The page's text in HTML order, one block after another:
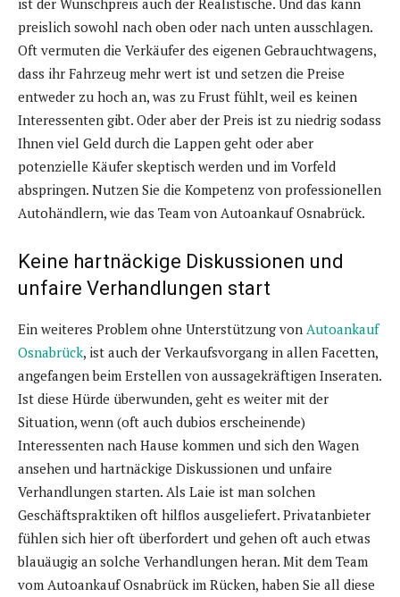
ist der Wunschpreis auch der Realistische. Und das kann
preislich sowohl nach oben oder nach unten ausschlagen.
Oft vermuten die Verkäufer des eigenen Gebrauchtwagens,
dass ihr Fahrzeug mehr wert ist und setzen die Preise
entweder zu hoch an, was zu Frust fühlt, weil es keinen
Interessenten gibt. Oder aber der Preis ist zu niedrig sodass
Ihnen viel Geld durch die Lappen geht oder aber
potenzielle Käufer skeptisch werden und im Vorfeld
abspringen. Nutzen Sie die Kompetenz von professionellen
Autohändlern, wie das Team von Autoankauf Osnabrück.
Keine hartnäckige Diskussionen und
unfaire Verhandlungen start
Ein weiteres Problem ohne Unterstützung von Autoankauf
Osnabrück, ist auch der Verkaufsvorgang in allen Facetten,
angefangen beim Erstellen von aussagekräftigen Inseraten.
Ist diese Hürde überwunden, geht es weiter mit der
Situation, wenn (oft auch dubios erscheinende)
Interessenten nach Hause kommen und sich den Wagen
ansehen und hartnäckige Diskussionen und unfaire
Verhandlungen starten. Als Laie ist man solchen
Geschäftspraktiken oft hilflos ausgeliefert. Privatanbieter
fühlen sich hier oft überfordert und gehen oft auch etwas
blauäugig an solche Verhandlungen heran. Mit dem Team
vom Autoankauf Osnabrück im Rücken, haben Sie all diese